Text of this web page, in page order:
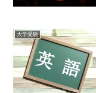
大学受験